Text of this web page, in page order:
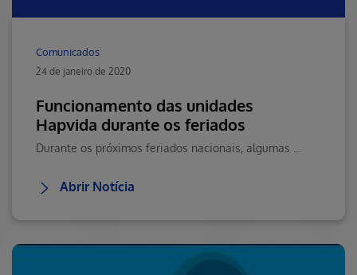
Comunicados
24 de janeiro de 2020
Funcionamento das unidades
Hapvida durante os feriados
Abrir Notícia